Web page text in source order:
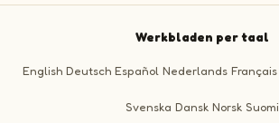
Werkbladen per taal
English Deutsch Español Nederlands Français
Svenska Dansk Norsk Suomi